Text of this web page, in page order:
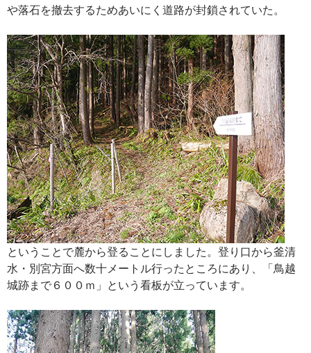
や落石を撤去するためあいにく道路が封鎖されていた。
ということで麓から登ることにしました。登り口から釜清
水・別宮方面へ数十メートル行ったところにあり、「鳥越
城跡まで６００ｍ」という看板が立っています。